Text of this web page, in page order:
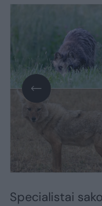
Specialistai